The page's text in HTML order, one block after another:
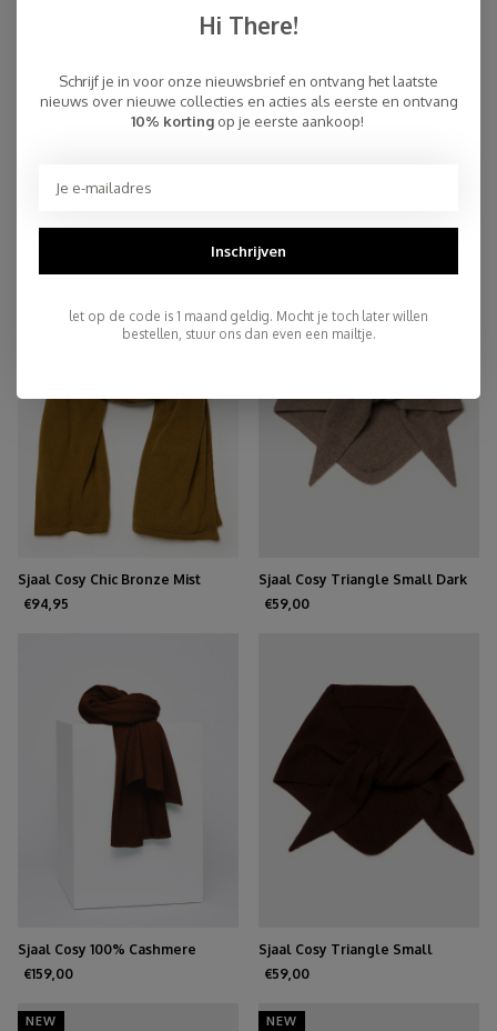
€94,95
Cashmere Feather
€159,00
Sjaal Cosy Chic Bronze Mist
€94,95
Sjaal Cosy Triangle Small Dark
Brown
€59,00
Sjaal Cosy 100% Cashmere
Chocolate
€159,00
Sjaal Cosy Triangle Small
Hickory
€59,00
NEW NEW
Hi There!
Schrijf je in voor onze nieuwsbrief en ontvang het laatste
nieuws over nieuwe collecties en acties als eerste en ontvang
10% korting op je eerste aankoop!
Inschrijven
let op de code is 1 maand geldig. Mocht je toch later willen
bestellen, stuur ons dan even een mailtje.